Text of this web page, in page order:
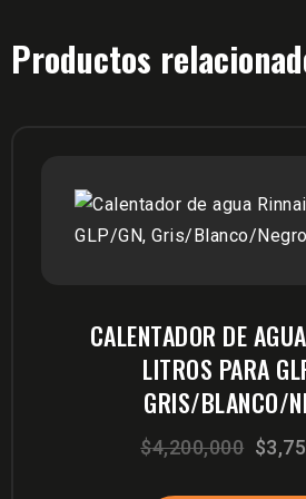
Productos
CALENTADOR DE
LITROS PARA
GRIS/BLANCO/
$4,200,000 El
$